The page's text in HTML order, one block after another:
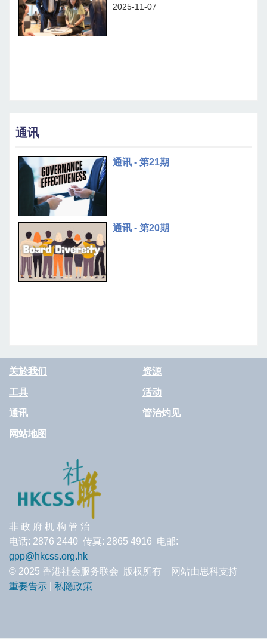
2025-11-07
通讯
通讯 - 第21期
通讯 - 第20期
关於我们 资源
工具 活动
通讯 管治灼见
网站地图
非 政 府 机 构 管 治
电话: 2876 2440 传真: 2865 4916 电邮:
gpp@hkcss.org.hk
© 2025 香港社会服务联会 版权所有 网站由思科支持
重要告示
私隐政策